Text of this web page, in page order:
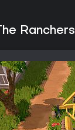
Ranchers